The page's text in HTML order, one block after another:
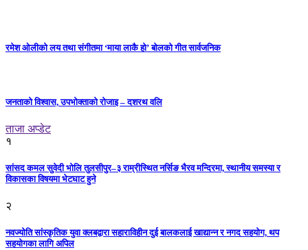
रमेश ओलीको लय तथा संगीतमा ‘माया लाकै हो’ बोलको गीत सार्वजनिक
जनताको विश्वास, उपभोक्ताको रोजाइ – दशरथ वलि
ताजा अप्डेट
१
सांसद कमल सुवेदी भोलि तुलसीपुर–३ राम्रीस्थित नर्सिङ भैरव मन्दिरमा, स्थानीय समस्या र
विकासका विषयमा भेटघाट हुने
२
नवज्योति सांस्कृतिक युवा क्लबद्वारा सहाराविहीन दुई बालकलाई खाद्यान्न र नगद सहयोग, थप
सहयोगका लागि अपिल